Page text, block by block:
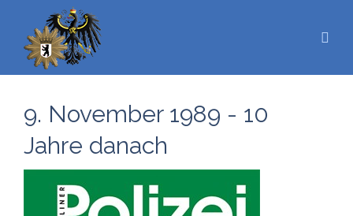
9. November 1989 - 10
Jahre danach